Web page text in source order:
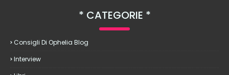
CATEGORIE
Consigli Di Ophelia Blog
Interview